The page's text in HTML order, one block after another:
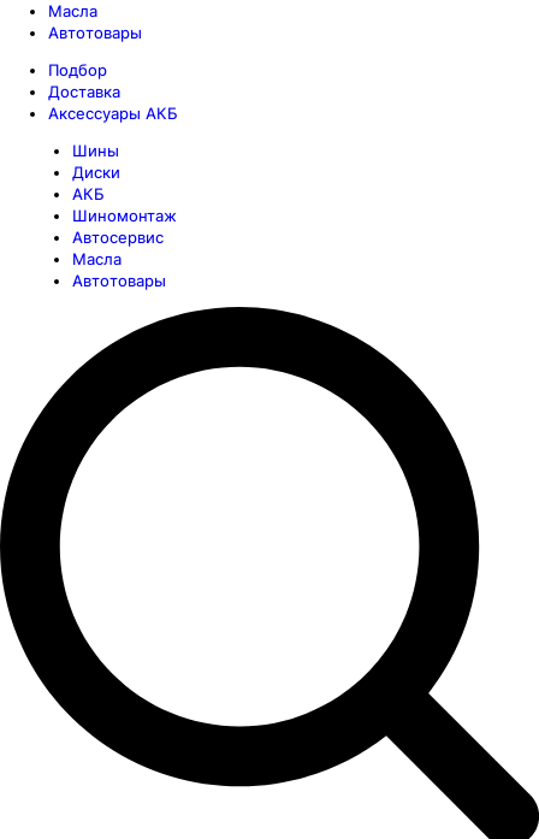
Масла
Автотовары
Подбор
Доставка
Аксессуары АКБ
Шины
Диски
АКБ
Шиномонтаж
Автосервис
Масла
Автотовары